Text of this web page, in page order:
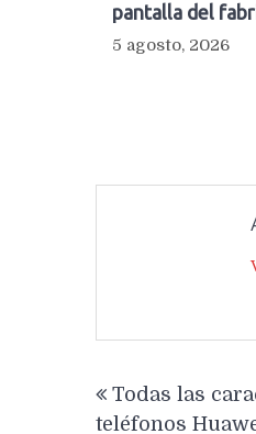
pantalla del
5 agosto, 2026
de
Todas las
teléfonos